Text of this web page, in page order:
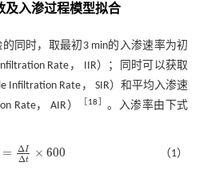
及入渗过程模型拟合
同时，取最初3 min的入渗速率为初
Rate， IIR）；同时可以获取
Infiltration Rate， SIR）和平均入渗速
Rate， AIR）
18
。入渗率由下式
= ΔI
Δt × 600
ΔI Δt×600 （1）